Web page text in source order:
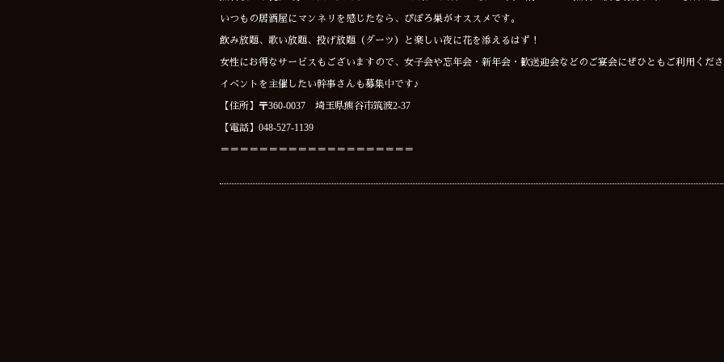
いつもの居酒屋にマンネリを感じたなら、ぴぽろ巣がオススメです。
飲み放題、歌い放題、投げ放題（ダーツ）と楽しい夜に花を添えるはず！
女性にお得なサービスもございますので、女子会や忘年会・新年会・歓送迎会などのご宴会にぜひともご利用くだ
イベントを主催したい幹事さんも募集中です♪
【住所】〒360-0037 埼玉県熊谷市筑波2-37
【電話】048-527-1139
＝＝＝＝＝＝＝＝＝＝＝＝＝＝＝＝＝＝＝＝